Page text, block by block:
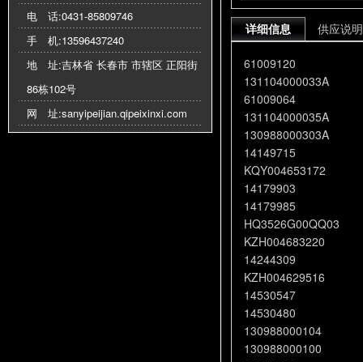
电 话:0431-85809746
手 机:13596437240
地 址:吉林省 长春市 市辖区 正阳街
86栋102号
网 址:sanyipeijian.qipeixinxi.com
详细信息 供应说明
61009120
131104000033A
61009064
131104000035A
130988000303A
14149715
KQY004653172
14179903
14179985
HQ3526G00QQ03
KZH004683220
14244309
KZH004629516
14530547
14530480
130988000104
130988000100